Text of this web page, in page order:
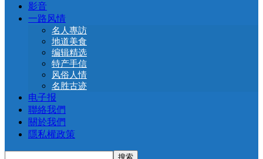
影音
一路风情
名人專訪
地道美食
编辑精选
特产手信
风俗人情
名胜古迹
电子报
聯絡我們
關於我們
隱私權政策